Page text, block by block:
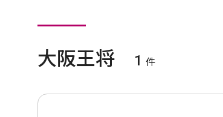
大阪王将 1 件